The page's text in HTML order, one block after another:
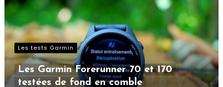
Les tests Garmin
Les Garmin Forerunner 70 et 170
testées de fond en comble